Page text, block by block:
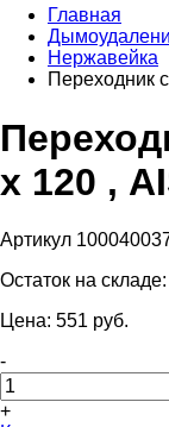
Главная
Нержавейка
Переходник
х 120 ,
Артикул
Остаток на складе:
Цена: 551 pуб.
-
+